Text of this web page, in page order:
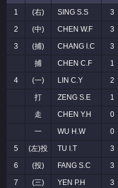
1
(右) SING S.S 3
2
(中) CHEN W.F 3
3
(捕) CHANG I.C 3
捕
CHEN C.F 1
4
(一) LIN C.Y 2
打
ZENG S.E 1
走
CHEN Y.H 0
一
WU H.W 0
5
(左)投 TU I.T 3
6
(投) FANG S.C 3
7
(三) YEN P.H 3